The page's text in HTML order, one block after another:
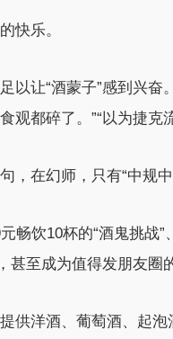
快乐。
以让“酒蒙子”感到兴
观都碎了。”“以为捷克
，在幻师，只有“中规
畅饮10杯的“酒鬼挑战
甚至成为值得发朋友圈
供洋酒、葡萄酒、起